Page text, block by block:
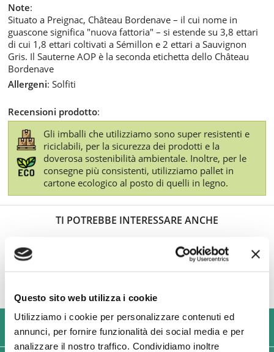
Questo sito web utilizza i cookie
Utilizziamo i cookie per personalizzare contenuti ed
annunci, per fornire funzionalità dei social media e per
analizzare il nostro traffico. Condividiamo inoltre
Note:
Situato a Preignac, Château Bordenave – il cui nome in
guascone significa "nuova fattoria" – si estende su 3,8 ettari
di cui 1,8 ettari coltivati a Sémillon e 2 ettari a Sauvignon
Gris. Il Sauterne AOP è la seconda etichetta dello Château
Bordenave
Allergeni: Solfiti
Recensioni prodotto:
Gli imballi che utilizziamo sono super resistenti e
riciclabili, per la sicurezza dei prodotti e la
doverosa sostenibilità ambientale. Inoltre, per le
consegne più consistenti, utilizziamo pallet in
cartone ecologico al posto di quelli in legno.
TI POTREBBE INTERESSARE ANCHE
USIAMO SOLO IMBALLAGGI RESISTENTI ED ECOLOGICI